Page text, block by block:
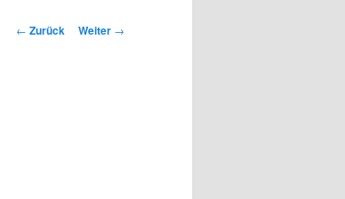
Beitrags-
← Zurück Weiter →